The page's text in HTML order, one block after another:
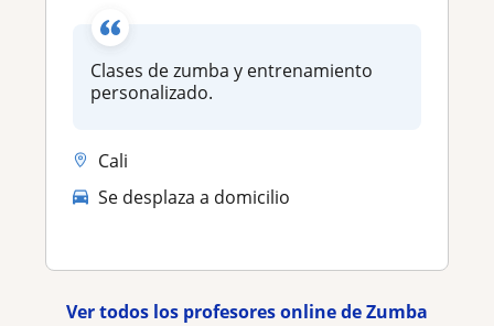
Clases de zumba y entrenamiento
personalizado.
Cali
Se desplaza a domicilio
Ver todos los profesores online de Zumba